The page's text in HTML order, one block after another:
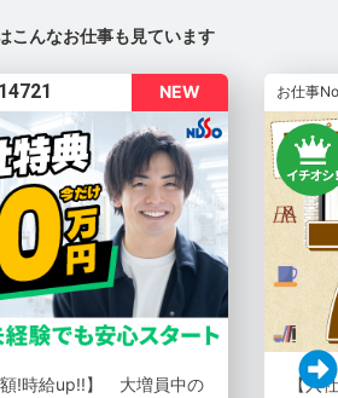
こんなお仕事も見ています
NEW
額!時給up!!】 大増員中の
お仕事
【